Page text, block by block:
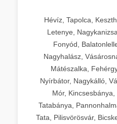
Hévíz, Tapolca,
Letenye,
Fonyód,
Nagyhalász,
Mátészalka,
Nyírbátor, Nagykálló,
Mór, Kincsesbánya,
Tatabánya,
Tata, Pilisvörösvár,